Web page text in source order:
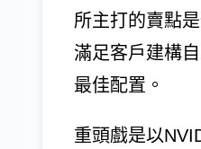
所主打的賣點
滿足客戶建構
最佳配置。
重頭戲是以